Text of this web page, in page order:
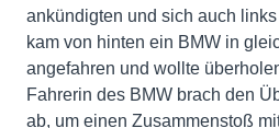
ankündigten und sich auch
kam von hinten ein BMW in
angefahren und wollte
Fahrerin des BMW brach den
ab, um einen Zusammenstoß